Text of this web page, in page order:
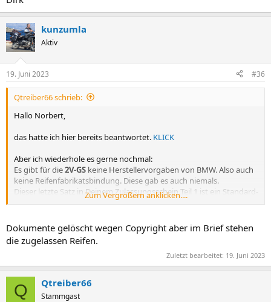
kunzumla
Aktiv
19. Juni 2023 #36
Qtreiber66 schrieb:
Hallo Norbert,
das hatte ich hier bereits beantwortet. KLICK
Aber ich wiederhole es gerne nochmal:
Es gibt für die2V-GS keine Herstellervorgaben von BMW. Also auch
keine Reifenfabrikatsbindung. Diese gab es auch niemals.
Dieser letzte Satz in Deinem Zulassungsschein Teil 1 ist ein Standard-
Textbaustein der Behörden, den sie bei ALLEN Motorrädern in die
Verwirrung sorgt.
Das Thema hatten wir hier im Forum schon sehr häufig diskutiert.
Guido
Zum Vergrößern anklicken....
Dokumente gelöscht wegen Copyright aber im Brief stehen
die zugelassen Reifen.
Zuletzt bearbeitet: 19. Juni 2023
Q Qtreiber66
Stammgast